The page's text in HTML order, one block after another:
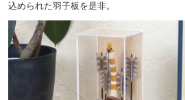
込められた羽子板を是非。